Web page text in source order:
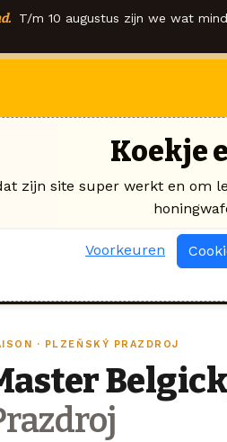
T/m 10 augustus zijn we wat
· PLZEŇSKÝ PRAZDROJ
Koekje
zijn site super werkt en om
Voorkeuren